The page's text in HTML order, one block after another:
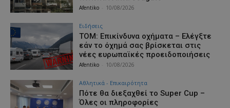
Afentiko 10/08/2026
Ειδήσεις
ΤΟΜ: Επικίνδυνα οχήματα – Ελέγξτε
εάν το όχημά σας βρίσκεται στις
νέες ευρωπαϊκές προειδοποιήσεις
Afentiko 10/08/2026
Αθλητικά - Επικαιρότητα
Πότε θα διεξαχθεί το Super Cup –
Όλες οι πληροφορίες